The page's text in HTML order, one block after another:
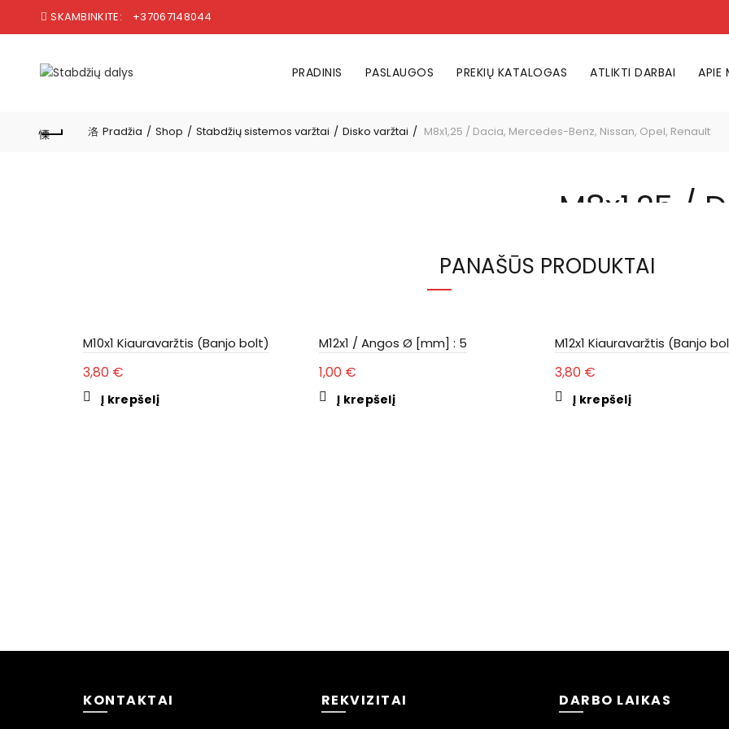
SKAMBINKITE: +37067148044
PRADINIS PASLAUGOS PREKIŲ KATALOGAS ATLIKTI DARBAI APIE
Pradžia Shop Stabdžių sistemos varžtai Disko varžtai M8x1,25 / Dacia, Mercedes-Benz, Nissan, Opel, Renault
M8x1,25 /
Benz,
LIKO 4
produkto kiekis:
PANAŠŪS PRODUKTAI
M10x1 Kiauravaržtis (Banjo bolt)
3,80 €
Į krepšelį
M12x1 / Angos Ø [mm] : 5
1,00 €
Į krepšelį
M12x1 Kiauravaržtis (Banjo
3,80 €
Į krepšelį
KONTAKTAI REKVIZITAI DARBO LAIKAS